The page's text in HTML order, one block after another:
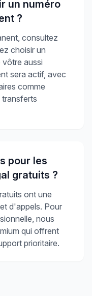
un numéro
?
consultez
choisir un
vôtre aussi
sera actif, avec
comme
transferts
pour les
gratuits ?
ont une
d'appels. Pour
nous
qui offrent
prioritaire.